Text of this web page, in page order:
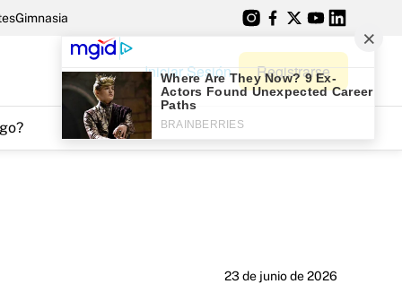
Gimnasia
Iniciar Sesión Registrarse
23 de junio de 2026